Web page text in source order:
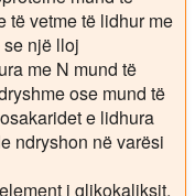
të vetme të lidhur me
një lloj
me N mund të
ose mund të
e lidhura
ndryshon në varësi
i glikokaliksit,